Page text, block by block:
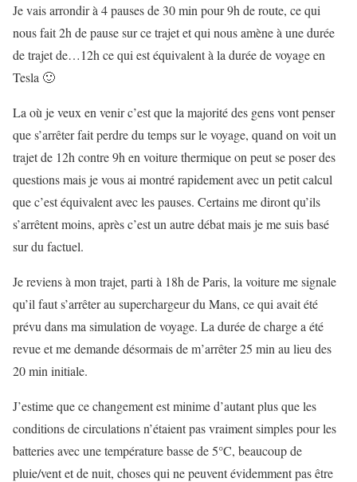
Je vais arrondir à 4 pauses de 30 min pour 9h de route, ce qui
nous fait 2h de pause sur ce trajet et qui nous amène à une durée
de trajet de…12h ce qui est équivalent à la durée de voyage en
Tesla 🙂
La où je veux en venir c’est que la majorité des gens vont penser
que s’arrêter fait perdre du temps sur le voyage, quand on voit un
trajet de 12h contre 9h en voiture thermique on peut se poser des
questions mais je vous ai montré rapidement avec un petit calcul
que c’est équivalent avec les pauses. Certains me diront qu’ils
s’arrêtent moins, après c’est un autre débat mais je me suis basé
sur du factuel.
Je reviens à mon trajet, parti à 18h de Paris, la voiture me signale
qu’il faut s’arrêter au superchargeur du Mans, ce qui avait été
prévu dans ma simulation de voyage. La durée de charge a été
revue et me demande désormais de m’arrêter 25 min au lieu des
20 min initiale.
J’estime que ce changement est minime d’autant plus que les
conditions de circulations n’étaient pas vraiment simples pour les
batteries avec une température basse de 5°C, beaucoup de
pluie/vent et de nuit, choses qui ne peuvent évidemment pas être